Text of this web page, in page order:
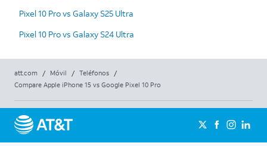
Pixel 10 Pro vs Galaxy S25 Ultra
Pixel 10 Pro vs Galaxy S24 Ultra
att.com / Móvil / Teléfonos
/
Compare Apple iPhone 15 vs Google Pixel 10 Pro